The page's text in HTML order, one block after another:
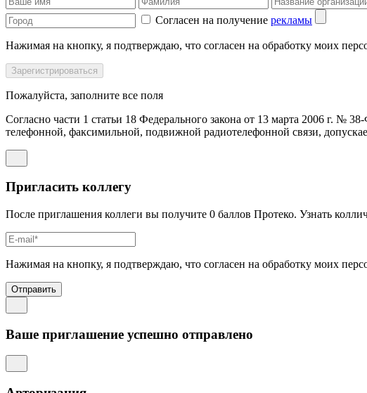
Согласен на получение рекламы
Нажимая на кнопку, я подтверждаю, что согласен на обработку моих
Пожалуйста, заполните все поля
Согласно части 1 статьи 18 Федерального закона от 13 марта 2006 г. №
телефонной, факсимильной, подвижной радиотелефонной связи,
Пригласить коллегу
После приглашения коллеги вы получите 0 баллов Протеко. Узнать
Нажимая на кнопку, я подтверждаю, что согласен на обработку моих
Отправить
Ваше приглашение успешно отправлено